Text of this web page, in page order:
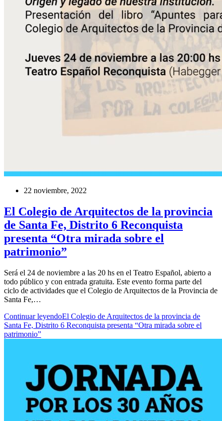
22 noviembre, 2022
El Colegio de Arquitectos de la provincia
de Santa Fe, Distrito 6 Reconquista
presenta “Otra mirada sobre el
patrimonio”
Será el 24 de noviembre a las 20 hs en el Teatro Español, abierto a
todo público y con entrada gratuita. Este evento forma parte del
ciclo de actividades que el Colegio de Arquitectos de la Provincia de
Santa Fe,…
Continuar leyendoEl Colegio de Arquitectos de la provincia de
Santa Fe, Distrito 6 Reconquista presenta “Otra mirada sobre el
patrimonio”